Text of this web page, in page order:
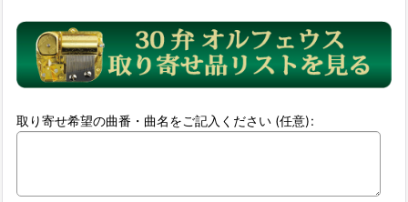
取り寄せ希望の曲番・曲名をご記入ください (任意):